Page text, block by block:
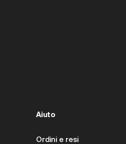
Aiuto
Ordini e resi